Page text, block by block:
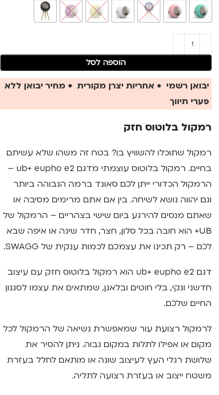
הוספה לסל
יבואן רשמי • אחריות יצרן מקורית • מחיר יבואן ללא
פערי תיווך
רמקול בלוטוס חזק
רמקול שתוכלו להשוויץ בו? בטח זה משהו שלא עשיתם
בחיים. רמקול בלוטוס עוצמתי מדגם ub+ eupho e2 –
הרמקול הכדורי ייתן לכם סאונד ברמה הגבוהה ביותר
וגם יהווה נושא לשיחה. בין אם אתם מרימים מסיבה או
שאתם מנסים להירגע ביום שישי בצהריים – הרמקול של
UB+
הוא חובה בכל סלון, חצר, חדר שינה או איפה שבא
לכם – רק תכינו את עצמכם לכמות ענקית של SWAGG.
דגם ub+ eupho e2 הוא רמקול בלוטוס חזק עם עיצוב
חדשני ונקי, בלי חוטים ובלאגן, שמתאים את עצמו לסגנון
החיים שלכם.
לרמקול רצועת עור שמאפשרת נשיאה של הרמקול לכל
מקום או אפילו לתלות במקום גבוה. ניתן להסיר את
שלושת רגלי העץ לעיצוב שונה או מותאם לחלל בעזרת
משטח ייצוב או בעזרת רצועה לתליה.